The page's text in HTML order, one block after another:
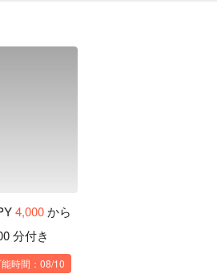
4,000から
分付き
時間：08/10